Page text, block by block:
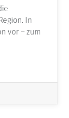
In
vor – zum